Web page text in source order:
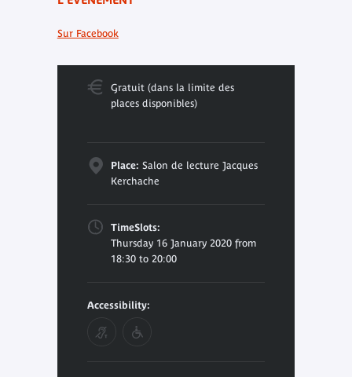
Sur Facebook
Gratuit (dans la limite des
places disponibles)
Place: Salon de lecture Jacques
Kerchache
TimeSlots:
Thursday 16 January 2020 from
18:30 to 20:00
Accessibility: